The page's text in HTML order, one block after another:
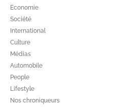
Economie
Société
International
Culture
Médias
Automobile
People
Lifestyle
Nos chroniqueurs